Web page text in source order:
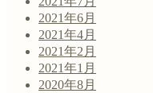
2021年6月
2021年4月
2021年2月
2021年1月
2020年8月